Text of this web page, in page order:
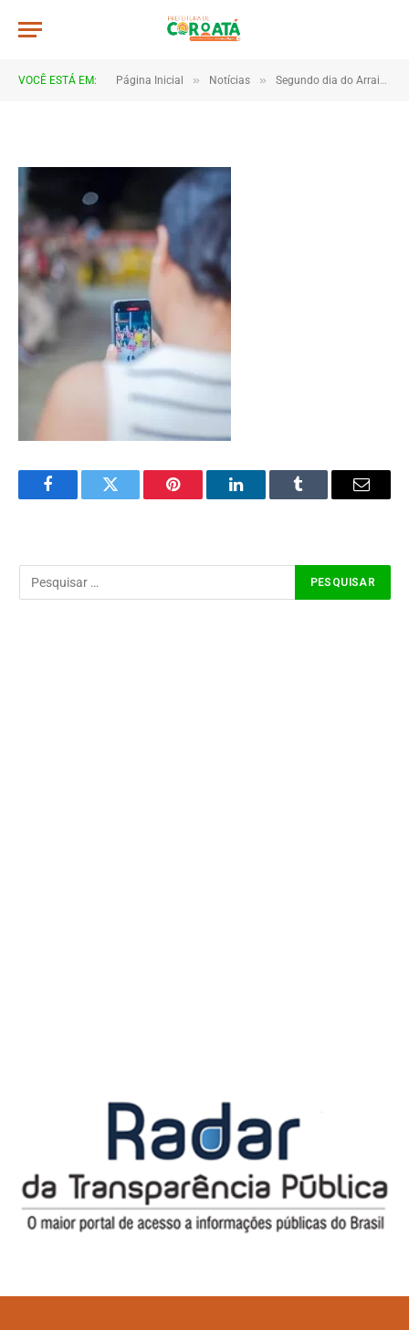
VOCÊ ESTÁ EM: Página Inicial » Notícias » Segundo dia do Arraial do Saber é marcado por encantamento e integração entre escolas e comunidade
JWR_3655
FacebookTwitter Pinterest LinkedInTumblr Email